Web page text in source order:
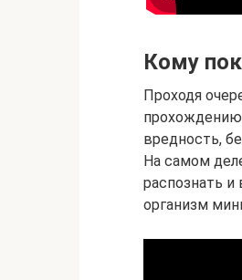
Кому
Проходя
прохождению
вредность,
На самом
распознать
организм